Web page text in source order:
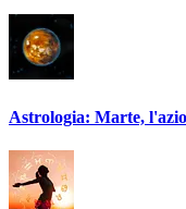
Astrologia: Marte,